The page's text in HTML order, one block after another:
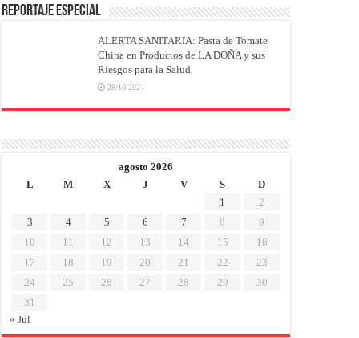
REPORTAJE ESPECIAL
ALERTA SANITARIA: Pasta de Tomate
China en Productos de LA DOÑA y sus
Riesgos para la Salud
28/10/2024
agosto 2026
L
M X J V S
D
1
2
3
4 5 6 7 8
9
10
11 12 13 14 15
16
17
18 19 20 21 22
23
24
25 26 27 28 29
30
31
« Jul